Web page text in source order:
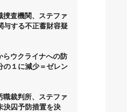
捜査機関、ステファ
与する不正蓄財容疑
らウクライナへの防
の１に減少＝ゼレン
職裁判所、ステファ
決囚予防措置を決